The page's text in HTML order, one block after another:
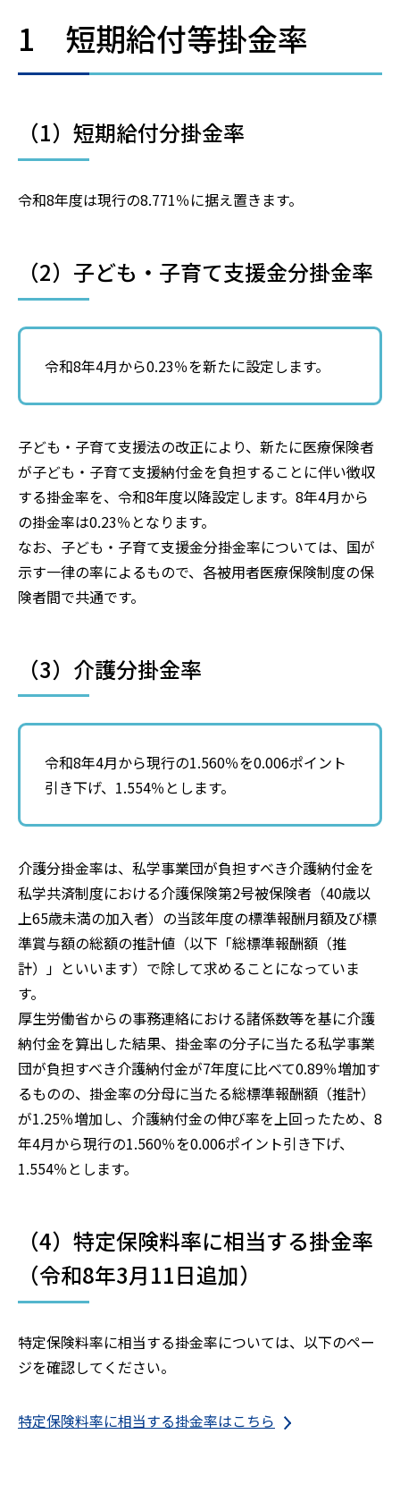
1 短期給付等掛金率
（1）短期給付分掛金率
令和8年度は現行の8.771％に据え置きます。
（2）子ども・子育て支援金分掛金率
令和8年4月から0.23％を新たに設定します。
子ども・子育て支援法の改正により、新たに医療保険者
が子ども・子育て支援納付金を負担することに伴い徴収
する掛金率を、令和8年度以降設定します。8年4月から
の掛金率は0.23％となります。
なお、子ども・子育て支援金分掛金率については、国が
示す一律の率によるもので、各被用者医療保険制度の保
険者間で共通です。
（3）介護分掛金率
令和8年4月から現行の1.560％を0.006ポイント
引き下げ、1.554％とします。
介護分掛金率は、私学事業団が負担すべき介護納付金を
私学共済制度における介護保険第2号被保険者（40歳以
上65歳未満の加入者）の当該年度の標準報酬月額及び標
準賞与額の総額の推計値（以下「総標準報酬額（推
計）」といいます）で除して求めることになっていま
す。
厚生労働省からの事務連絡における諸係数等を基に介護
納付金を算出した結果、掛金率の分子に当たる私学事業
団が負担すべき介護納付金が7年度に比べて0.89％増加す
るものの、掛金率の分母に当たる総標準報酬額（推計）
が1.25％増加し、介護納付金の伸び率を上回ったため、8
年4月から現行の1.560％を0.006ポイント引き下げ、
1.554％とします。
（4）特定保険料率に相当する掛金率
（令和8年3月11日追加）
特定保険料率に相当する掛金率については、以下のペー
ジを確認してください。
特定保険料率に相当する掛金率はこちら